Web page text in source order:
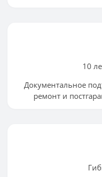
10
Документальное
ремонт и